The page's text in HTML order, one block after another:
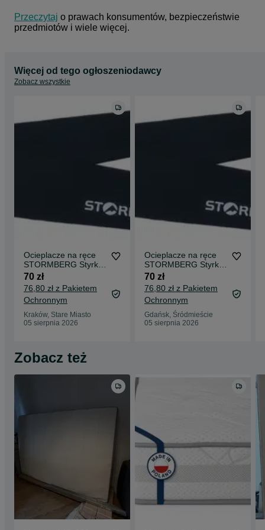
Przeczytaj o prawach konsumentów, bezpieczeństwie
przedmiotów i wiele więcej.
Więcej od tego ogłoszeniodawcy
Zobacz wszystkie
Ocieplacze na ręce
STORMBERG Styrke
XL/XXL
70 zł
76,80 zł z Pakietem
Ochronnym
Kraków, Stare Miasto
05 sierpnia 2026
Ocieplacze na ręce
STORMBERG Styrke
XL/XXL
70 zł
76,80 zł z Pakietem
Ochronnym
Gdańsk, Śródmieście
05 sierpnia 2026
Zobacz też